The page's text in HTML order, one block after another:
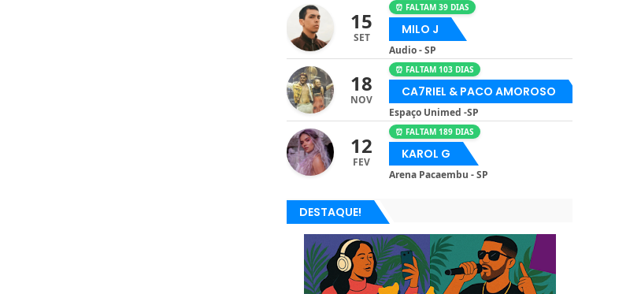
15
SET
⏰ FALTAM 39 DIAS
MILO J
Audio - SP
18
NOV
⏰ FALTAM 103 DIAS
CA7RIEL & PACO AMOROSO
Espaço Unimed -SP
12
FEV
⏰ FALTAM 189 DIAS
KAROL G
Arena Pacaembu - SP
DESTAQUE!